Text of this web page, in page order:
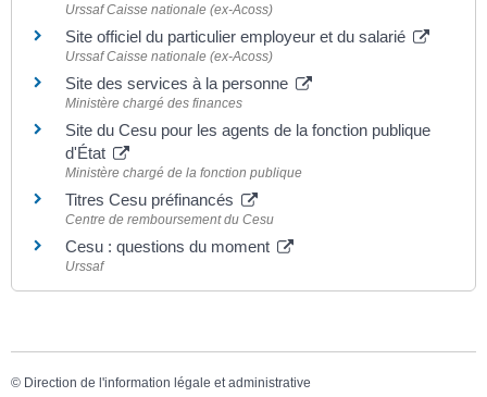
Urssaf Caisse nationale (ex-Acoss)
Site officiel du particulier employeur et du salarié
Urssaf Caisse nationale (ex-Acoss)
Site des services à la personne
Ministère chargé des finances
Site du Cesu pour les agents de la fonction publique
d'État
Ministère chargé de la fonction publique
Titres Cesu préfinancés
Centre de remboursement du Cesu
Cesu : questions du moment
Urssaf
© Direction de l'information légale et administrative